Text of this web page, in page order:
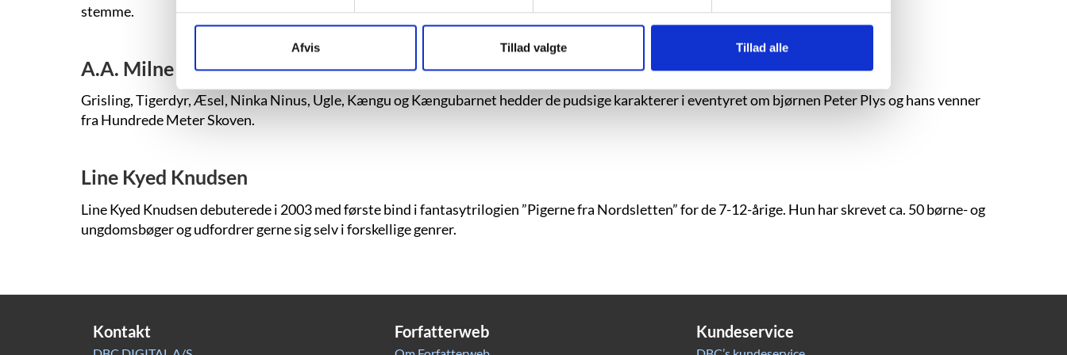
Afvis Tillad valgte Tillad alle
stemme.
A.A. Milne
Grisling, Tigerdyr, Æsel, Ninka Ninus, Ugle, Kængu og Kængubarnet hedder de pudsige karakterer i eventyret om bjørnen Peter Plys og hans venner
fra Hundrede Meter Skoven.
Line Kyed Knudsen
Line Kyed Knudsen debuterede i 2003 med første bind i fantasytrilogien ”Pigerne fra Nordsletten” for de 7-12-årige. Hun har skrevet ca. 50 børne- og
ungdomsbøger og udfordrer gerne sig selv i forskellige genrer.
Kontakt Forfatterweb Kundeservice